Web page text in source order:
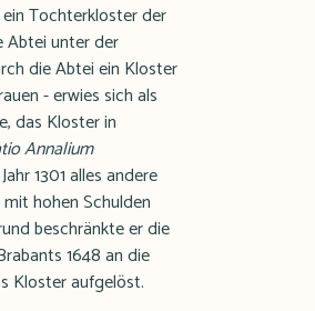
Tochterkloster der
Abtei unter der
die Abtei ein Kloster
- erwies sich als
das Kloster in
Annalium
1301 alles andere
hohen Schulden
beschränkte er die
1648 an die
Kloster aufgelöst.